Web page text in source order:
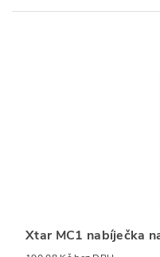
Xtar MC1 nabíječka